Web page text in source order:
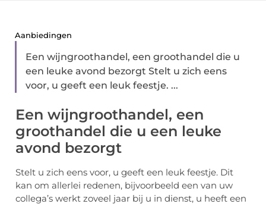
Aanbiedingen
Een wijngroothandel, een groothandel die u
een leuke avond bezorgt Stelt u zich eens
voor, u geeft een leuk feestje. ...
Een wijngroothandel, een
groothandel die u een leuke
avond bezorgt
Stelt u zich eens voor, u geeft een leuk feestje. Dit
kan om allerlei redenen, bijvoorbeeld een van uw
collega’s werkt zoveel jaar bij u in dienst, u heeft een